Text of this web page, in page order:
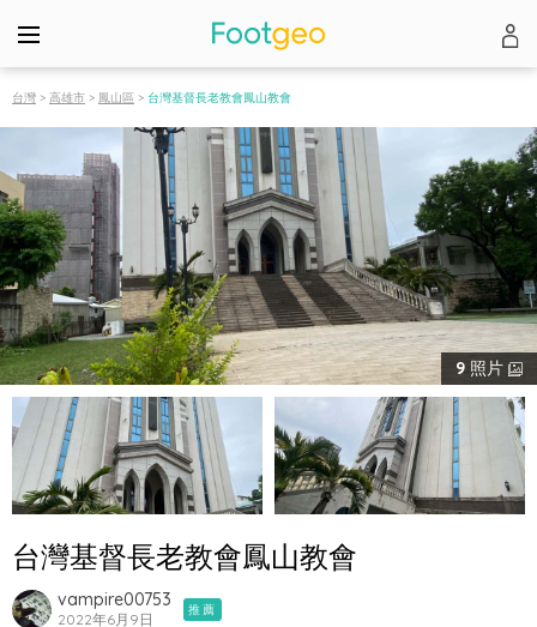
台灣 > 高雄市 > 鳳山區 > 台灣基督長老教會鳳山教會
9 照片
台灣基督長老教會鳳山教會
vampire00753
2022年6月9日
推薦